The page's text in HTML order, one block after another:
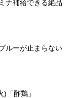
ナ補給できる絶品
ルーが止まらない
)「酢鶏」